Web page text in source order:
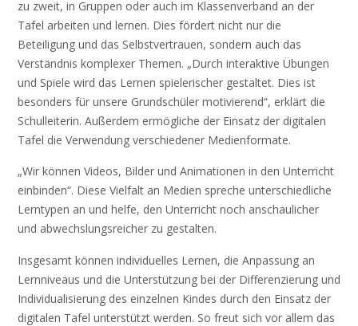
zu zweit, in Gruppen oder auch im Klassenverband an der
Tafel arbeiten und lernen. Dies fördert nicht nur die
Beteiligung und das Selbstvertrauen, sondern auch das
Verständnis komplexer Themen. „Durch interaktive Übungen
und Spiele wird das Lernen spielerischer gestaltet. Dies ist
besonders für unsere Grundschüler motivierend“, erklärt die
Schulleiterin. Außerdem ermögliche der Einsatz der digitalen
Tafel die Verwendung verschiedener Medienformate.
„Wir können Videos, Bilder und Animationen in den Unterricht
einbinden“. Diese Vielfalt an Medien spreche unterschiedliche
Lerntypen an und helfe, den Unterricht noch anschaulicher
und abwechslungsreicher zu gestalten.
Insgesamt können individuelles Lernen, die Anpassung an
Lernniveaus und die Unterstützung bei der Differenzierung und
Individualisierung des einzelnen Kindes durch den Einsatz der
digitalen Tafel unterstützt werden. So freut sich vor allem das